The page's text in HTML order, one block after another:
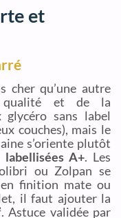
et
cher qu’une autre
et de la
sans label
couches), mais le
s’oriente plutôt
labellisées A+. Les
ou Zolpan se
finition mate ou
il faut ajouter la
Astuce validée par